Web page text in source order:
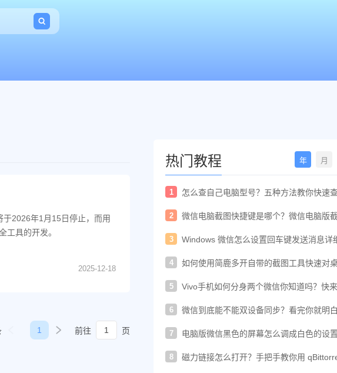
2026年1月15日停止，而用
工具的开发。
2025-12-18
1 前往 页
热门教程 年 月
1
怎么查自己电脑型号？五种方法教你快速
2
微信电脑截图快捷键是哪个？微信电脑版
3
Windows 微信怎么设置回车键发送消息详
4
如何使用简鹿多开自带的截图工具快速对
5
Vivo手机如何分身两个微信你知道吗？快
6
微信到底能不能双设备同步？看完你就明
7
电脑版微信黑色的屏幕怎么调成白色的设
8
磁力链接怎么打开？手把手教你用